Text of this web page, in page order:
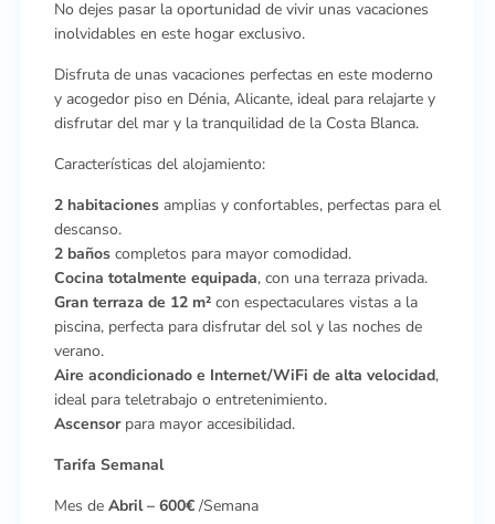
No dejes pasar la oportunidad de vivir unas vacaciones
inolvidables en este hogar exclusivo.
Disfruta de unas vacaciones perfectas en este moderno
y acogedor piso en Dénia, Alicante, ideal para relajarte y
disfrutar del mar y la tranquilidad de la Costa Blanca.
Características del alojamiento:
2 habitacionesamplias y confortables, perfectas para el
descanso.
2 bañoscompletos para mayor comodidad.
Cocina totalmente equipada, con una terraza privada.
Gran terraza de 12 m² con espectaculares vistas a la
piscina, perfecta para disfrutar del sol y las noches de
verano.
Aire acondicionado e Internet/WiFi de alta velocidad,
ideal para teletrabajo o entretenimiento.
Ascensorpara mayor accesibilidad.
Tarifa Semanal
Mes de Abril – 600€/Semana